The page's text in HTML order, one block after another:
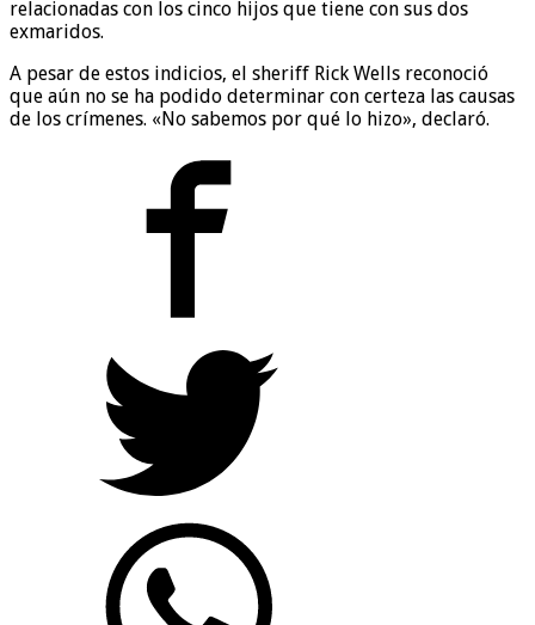
relacionadas con los cinco hijos que tiene con sus dos
exmaridos.
A pesar de estos indicios, el sheriff Rick Wells reconoció
que aún no se ha podido determinar con certeza las causas
de los crímenes. «No sabemos por qué lo hizo», declaró.